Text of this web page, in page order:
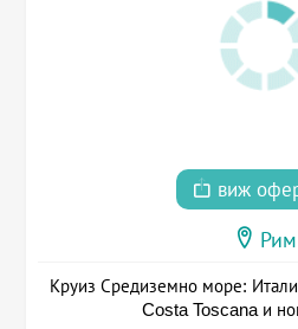
виж
Рим
Круиз Средиземно море:
Costa Toscana и